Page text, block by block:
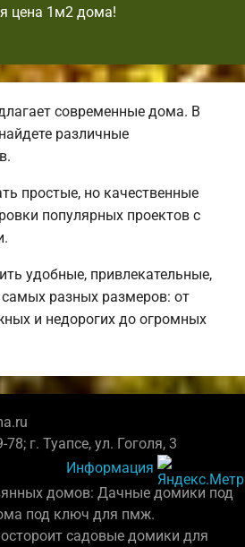
цена 1м2 дома!
современные дома. В
различные
простые, но качественные
популярных проектов с
удобные, привлекательные,
разных размеров: от
и недорогих до огромных
г. Туапсе, ул. Гоголя, 3
Информация
домов: Дачные домики под
под ключ для пмж.
садовые домики для